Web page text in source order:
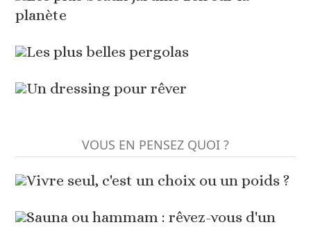
planète
Les plus belles pergolas
Un dressing pour rêver
VOUS EN PENSEZ QUOI ?
Vivre seul, c'est un choix ou un poids ?
Sauna ou hammam : rêvez-vous d'un